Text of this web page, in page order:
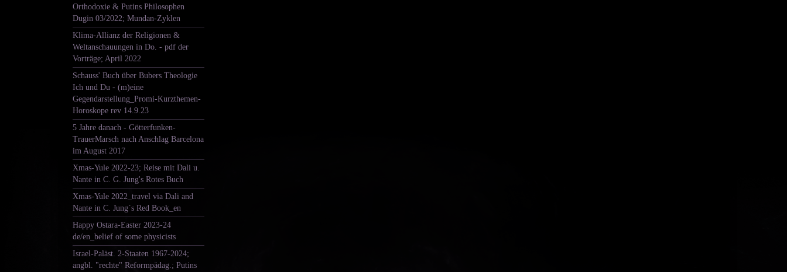
Orthodoxie & Putins Philosophen
Dugin 03/2022; Mundan-Zyklen
Klima-Allianz der Religionen &
Weltanschauungen in Do. - pdf der
Vorträge; April 2022
Schauss' Buch über Bubers Theologie
Ich und Du - (m)eine
Gegendarstellung_Promi-Kurzthemen-
Horoskope rev 14.9.23
5 Jahre danach - Götterfunken-
TrauerMarsch nach Anschlag Barcelona
im August 2017
Xmas-Yule 2022-23; Reise mit Dali u.
Nante in C. G. Jung's Rotes Buch
Xmas-Yule 2022_travel via Dali and
Nante in C. Jung´s Red Book_en
Happy Ostara-Easter 2023-24
de/en_belief of some physicists
Israel-Paläst. 2-Staaten 1967-2024;
angbl. "rechte" Reformpädag.; Putins